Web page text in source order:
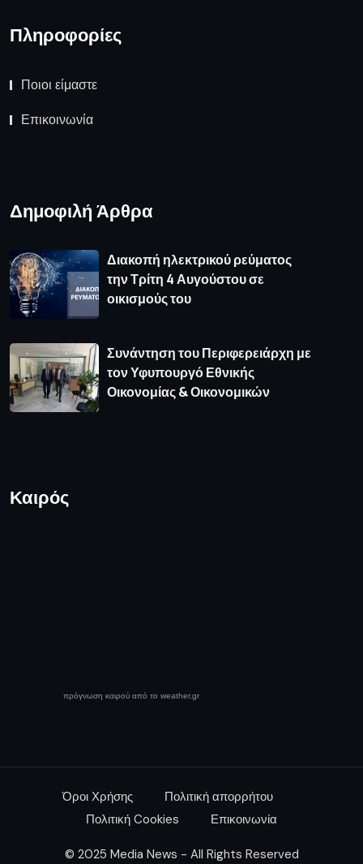
Πληροφορίες
Ποιοι είμαστε
Επικοινωνία
Δημοφιλή Άρθρα
Διακοπή ηλεκτρικού ρεύματος
την Τρίτη 4 Αυγούστου σε
οικισμούς του
Συνάντηση του Περιφερειάρχη με
τον Υφυπουργό Εθνικής
Οικονομίας & Οικονομικών
Καιρός
πρόγνωση καιρού από το weather.gr
Όροι Χρήσης
Πολιτική απορρήτου
Πολιτική Cookies
Επικοινωνία
© 2025 Media News - All Rights Reserved